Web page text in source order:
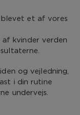
blevet et af vores
kvinder verden
og vejledning,
i din rutine
undervejs.